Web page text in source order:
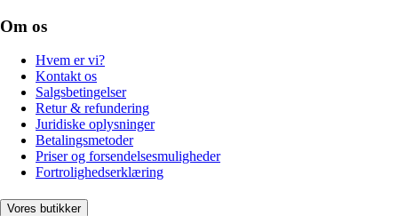
Om os
Hvem er vi?
Kontakt os
Salgsbetingelser
Retur & refundering
Juridiske oplysninger
Betalingsmetoder
Priser og forsendelsesmuligheder
Fortrolighedserklæring
Vores butikker